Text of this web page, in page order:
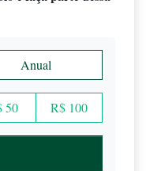
Anual
50 R$ 100